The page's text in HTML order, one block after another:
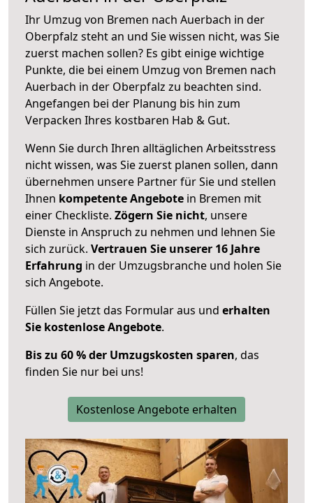
Ihr Umzug von Bremen nach Auerbach in der
Oberpfalz steht an und Sie wissen nicht, was Sie
zuerst machen sollen? Es gibt einige wichtige
Punkte, die bei einem Umzug von Bremen nach
Auerbach in der Oberpfalz zu beachten sind.
Angefangen bei der Planung bis hin zum
Verpacken Ihres kostbaren Hab & Gut.
Wenn Sie durch Ihren alltäglichen Arbeitsstress
nicht wissen, was Sie zuerst planen sollen, dann
übernehmen unsere Partner für Sie und stellen
Ihnen kompetente Angebote in Bremen mit
einer Checkliste. Zögern Sie nicht, unsere
Dienste in Anspruch zu nehmen und lehnen Sie
sich zurück. Vertrauen Sie unserer 16 Jahre
Erfahrung in der Umzugsbranche und holen Sie
sich Angebote.
Füllen Sie jetzt das Formular aus und erhalten
Sie kostenlose Angebote.
Bis zu 60 % der Umzugskosten sparen, das
finden Sie nur bei uns!
Kostenlose Angebote erhalten